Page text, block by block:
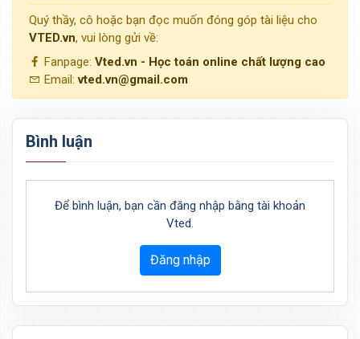
Quý thầy, cô hoặc bạn đọc muốn đóng góp tài liệu cho
VTED.vn, vui lòng gửi về:
Fanpage: Vted.vn - Học toán online chất lượng cao
Email:vted.vn@gmail.com
Bình luận
Để bình luận, bạn cần đăng nhập bằng tài khoản
Vted.
Đăng nhập